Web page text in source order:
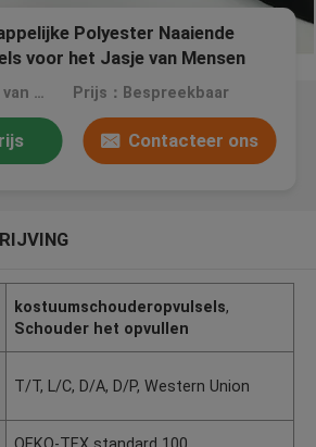
Polyester Naaiende
voor het Jasje van Mensen
MOQ：3000 paren van ~ 5000 paren Prijs：Bespreekbaar
Contacteer ons
kostuumschouderopvulsels,
Schouder het opvullen
T/T, L/C, D/A, D/P, Western Union
OEKO-TEX standard 100